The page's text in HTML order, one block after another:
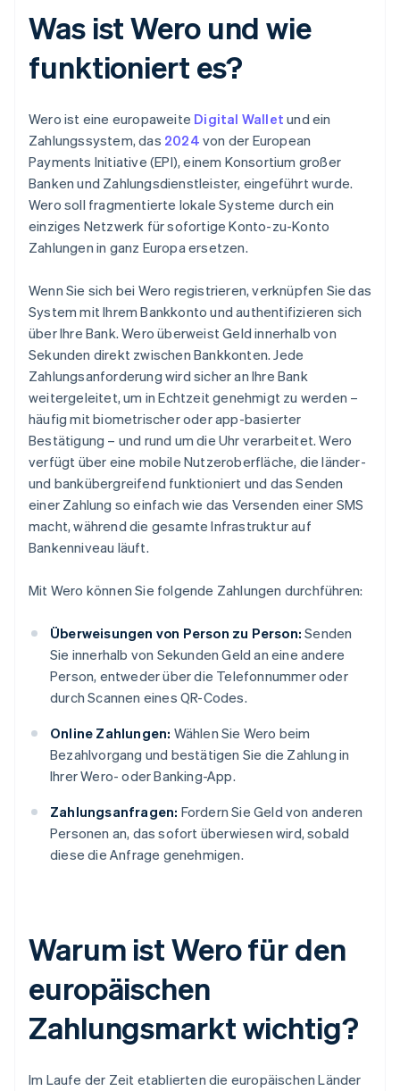
Was ist Wero und wie
funktioniert es?
Wero ist eine europaweite Digital Wallet und ein
Zahlungssystem, das 2024 von der European
Payments Initiative (EPI), einem Konsortium großer
Banken und Zahlungsdienstleister, eingeführt wurde.
Wero soll fragmentierte lokale Systeme durch ein
einziges Netzwerk für sofortige Konto-zu-Konto
Zahlungen in ganz Europa ersetzen.
Wenn Sie sich bei Wero registrieren, verknüpfen Sie das
System mit Ihrem Bankkonto und authentifizieren sich
über Ihre Bank. Wero überweist Geld innerhalb von
Sekunden direkt zwischen Bankkonten. Jede
Zahlungsanforderung wird sicher an Ihre Bank
weitergeleitet, um in Echtzeit genehmigt zu werden –
häufig mit biometrischer oder app-basierter
Bestätigung – und rund um die Uhr verarbeitet. Wero
verfügt über eine mobile Nutzeroberfläche, die länder-
und bankübergreifend funktioniert und das Senden
einer Zahlung so einfach wie das Versenden einer SMS
macht, während die gesamte Infrastruktur auf
Bankenniveau läuft.
Mit Wero können Sie folgende Zahlungen durchführen:
Überweisungen von Person zu Person: Senden
Sie innerhalb von Sekunden Geld an eine andere
Person, entweder über die Telefonnummer oder
durch Scannen eines QR-Codes.
Online Zahlungen: Wählen Sie Wero beim
Bezahlvorgang und bestätigen Sie die Zahlung in
Ihrer Wero- oder Banking-App.
Zahlungsanfragen: Fordern Sie Geld von anderen
Personen an, das sofort überwiesen wird, sobald
diese die Anfrage genehmigen.
Warum ist Wero für den
europäischen
Zahlungsmarkt wichtig?
Im Laufe der Zeit etablierten die europäischen Länder